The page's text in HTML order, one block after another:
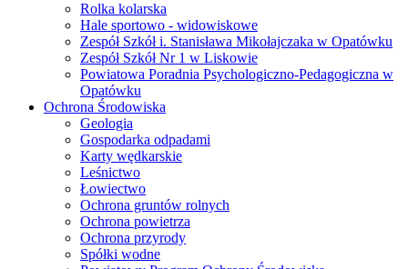
Rolka kolarska
Hale sportowo - widowiskowe
Zespół Szkół i. Stanisława Mikołajczaka w Opatówku
Zespół Szkół Nr 1 w Liskowie
Powiatowa Poradnia Psychologiczno-Pedagogiczna w
Opatówku
Ochrona Środowiska
Geologia
Gospodarka odpadami
Karty wędkarskie
Leśnictwo
Łowiectwo
Ochrona gruntów rolnych
Ochrona powietrza
Ochrona przyrody
Spółki wodne